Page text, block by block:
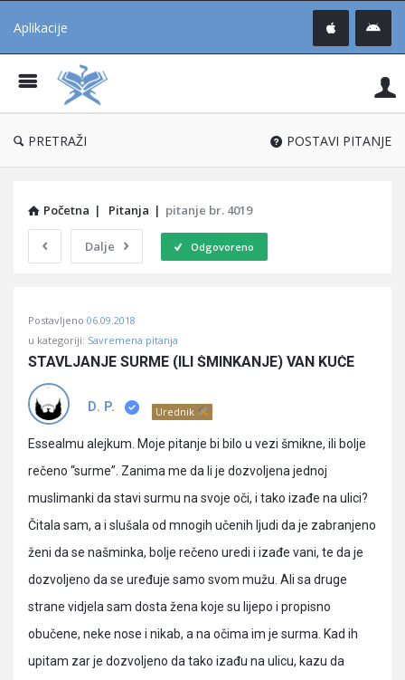
Aplikacije
®
PRETRAŽI POSTAVI PITANJE
Početna | Pitanja | pitanje br. 4019
Dalje Odgovoreno
Učene
Latest
Pitanja
Postavljeno 06.09.2018
u kategoriji: Savremena pitanja
STAVLJANJE SURME (ILI ŠMINKANJE) VAN KUĆE
D. P. Urednik
Essealmu alejkum. Moje pitanje bi bilo u vezi šmikne, ili bolje
rečeno “surme”. Zanima me da li je dozvoljena jednoj
muslimanki da stavi surmu na svoje oči, i tako izađe na ulici?
Čitala sam, a i slušala od mnogih učenih ljudi da je zabranjeno
ženi da se našminka, bolje rečeno uredi i izađe vani, te da je
dozvoljeno da se uređuje samo svom mužu. Ali sa druge
strane vidjela sam dosta žena koje su lijepo i propisno
obučene, neke nose i nikab, a na očima im je surma. Kad ih
upitam zar je dozvoljeno da tako izađu na ulicu, kazu da